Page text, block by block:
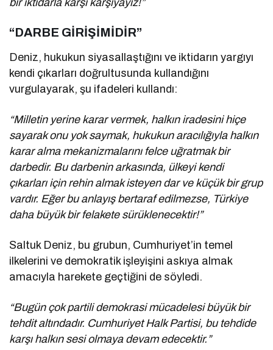
bir iktidarla karşı karşıyayız!”
“DARBE GİRİŞİMİDİR”
Deniz, hukukun siyasallaştığını ve iktidarın yargıyı
kendi çıkarları doğrultusunda kullandığını
vurgulayarak, şu ifadeleri kullandı:
“Milletin yerine karar vermek, halkın iradesini hiçe
sayarak onu yok saymak, hukukun aracılığıyla halkın
karar alma mekanizmalarını felce uğratmak bir
darbedir. Bu darbenin arkasında, ülkeyi kendi
çıkarları için rehin almak isteyen dar ve küçük bir grup
vardır. Eğer bu anlayış bertaraf edilmezse, Türkiye
daha büyük bir felakete sürüklenecektir!”
Saltuk Deniz, bu grubun, Cumhuriyet’in temel
ilkelerini ve demokratik işleyişini askıya almak
amacıyla harekete geçtiğini de söyledi.
“Bugün çok partili demokrasi mücadelesi büyük bir
tehdit altındadır. Cumhuriyet Halk Partisi, bu tehdide
karşı halkın sesi olmaya devam edecektir.”